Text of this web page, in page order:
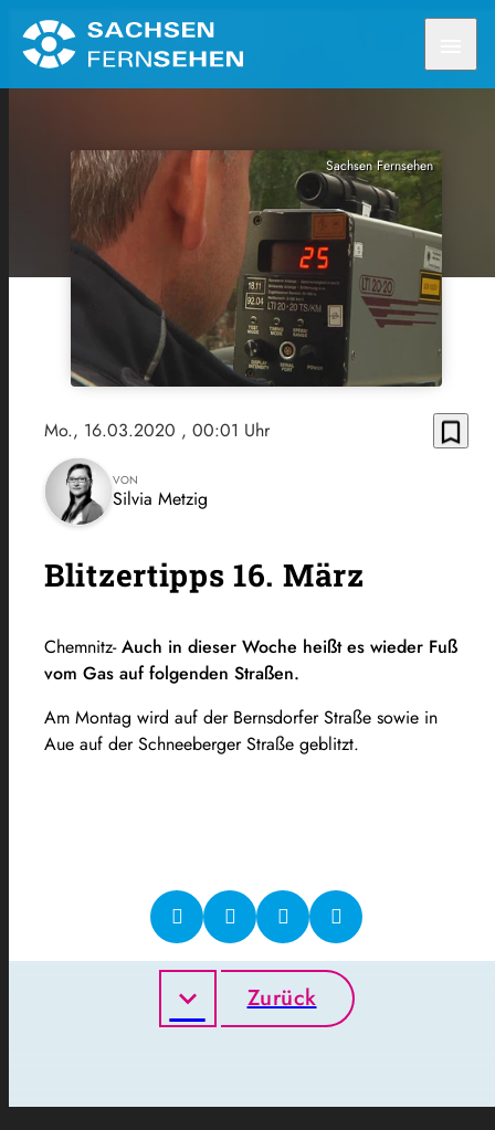
Sachsen Fernsehen
Mo., 16.03.2020 , 00:01 Uhr bookmark_border
VON
Silvia Metzig
Blitzertipps 16. März
Chemnitz-Auch in dieser Woche heißt es wieder Fuß
vom Gas auf folgenden Straßen.
Am Montag wird auf der Bernsdorfer Straße sowie in
Aue auf der Schneeberger Straße geblitzt.
Zurück